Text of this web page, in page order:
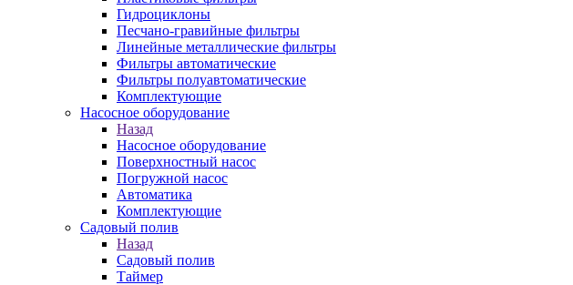
Гидроциклоны
Песчано-гравийные фильтры
Линейные металлические фильтры
Фильтры автоматические
Фильтры полуавтоматические
Комплектующие
Насосное оборудование
Назад
Насосное оборудование
Поверхностный насос
Погружной насос
Автоматика
Комплектующие
Садовый полив
Назад
Садовый полив
Таймер